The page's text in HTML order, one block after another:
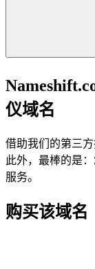
仪域名
借助我们的第三
此外，最棒的是
服务。
购买该域名